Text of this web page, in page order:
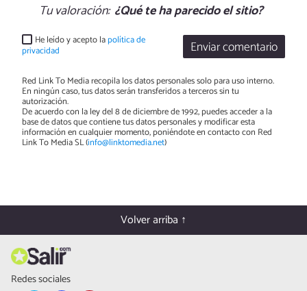
Tu valoración: ¿Qué te ha parecido el sitio?
Enviar comentario
He leído y acepto lapolítica de
privacidad
Red Link To Media recopila los datos personales solo para uso interno.
En ningún caso, tus datos serán transferidos a terceros sin tu
autorización.
De acuerdo con la ley del 8 de diciembre de 1992, puedes acceder a la
base de datos que contiene tus datos personales y modificar esta
información en cualquier momento, poniéndote en contacto con Red
Link To Media SL (info@linktomedia.net)
Volver arriba ↑
Redes sociales